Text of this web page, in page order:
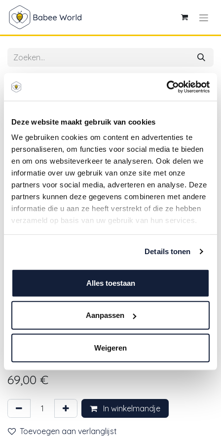
Deze website maakt gebruik van cookies
We gebruiken cookies om content en advertenties te
personaliseren, om functies voor social media te bieden
en om ons websiteverkeer te analyseren. Ook delen we
informatie over uw gebruik van onze site met onze
partners voor social media, adverteren en analyse. Deze
partners kunnen deze gegevens combineren met andere
informatie die u aan ze heeft verstrekt of die ze hebben
verzameld op basis van uw gebruik van hun services.
Details tonen
Alles toestaan
Aanpassen
Weigeren
4SO | Afdekhoes vr Zweefparasol/ Freepole
Hacienda Grijs Polyester
4SO | Afdekhoes vr
Zweefparasol/ Freepole
Hacienda Grijs Polyester
69,00 €
In winkelmandje
Toevoegen aan verlanglijst